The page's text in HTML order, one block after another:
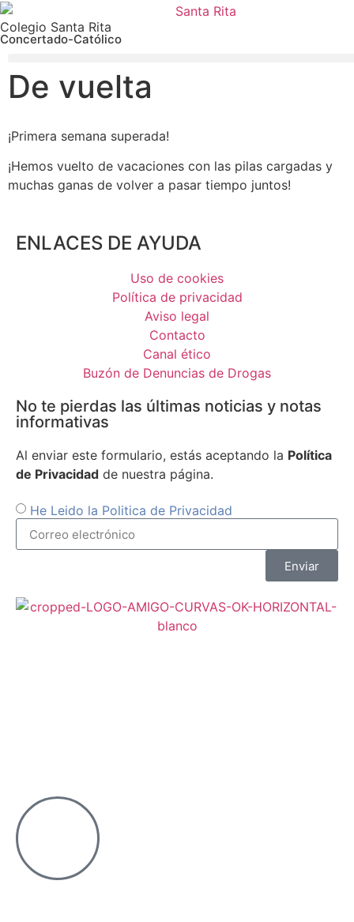
Colegio Santa Rita
Concertado-Católico
De vuelta
¡Primera semana superada!
¡Hemos vuelto de vacaciones con las pilas cargadas y
muchas ganas de volver a pasar tiempo juntos!
ENLACES DE AYUDA
Uso de cookies
Política de privacidad
Aviso legal
Contacto
Canal ético
Buzón de Denuncias de Drogas
No te pierdas las últimas noticias y notas
informativas
Al enviar este formulario, estás aceptando la Política
de Privacidad de nuestra página.
He Leido la Politica de Privacidad
Enviar